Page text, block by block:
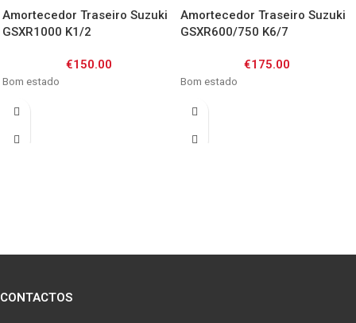
Amortecedor Traseiro Suzuki
GSXR1000 K1/2
€150.00
Bom estado
Amortecedor Traseiro Suzuki
GSXR600/750 K6/7
€175.00
Bom estado
CONTACTOS